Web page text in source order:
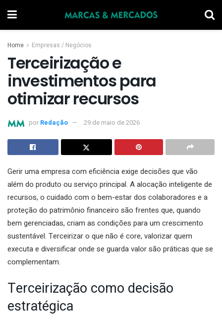
Home Empresas / Negócios
Terceirização e
investimentos para
otimizar recursos
por Redação 29 de maio de 2026
Gerir uma empresa com eficiência exige decisões que vão
além do produto ou serviço principal. A alocação inteligente de
recursos, o cuidado com o bem-estar dos colaboradores e a
proteção do patrimônio financeiro são frentes que, quando
bem gerenciadas, criam as condições para um crescimento
sustentável. Terceirizar o que não é core, valorizar quem
executa e diversificar onde se guarda valor são práticas que se
complementam.
Terceirização como decisão
estratégica